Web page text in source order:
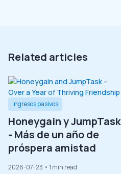
Related articles
Ingresos pasivos
Honeygain y JumpTask
- Más de un año de
próspera amistad
2026-07-23 • 1 min read